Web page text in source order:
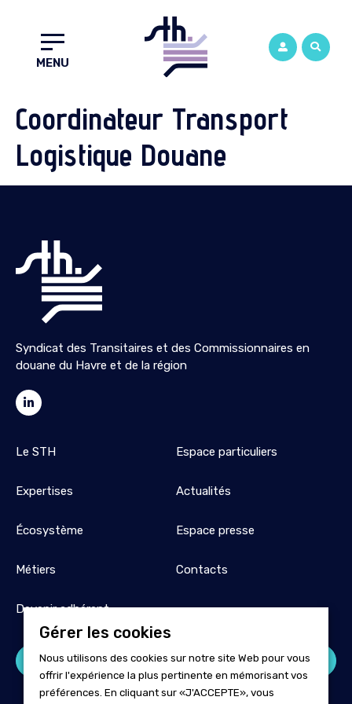
MENU
Coordinateur Transport
Logistique Douane
Syndicat des Transitaires et des Commissionnaires en
douane du Havre et de la région
Le STH
Expertises
Écosystème
Métiers
Devenir adhérent
Espace particuliers
Actualités
Espace presse
Contacts
Espace adhérent
Gérer les cookies
Nous utilisons des cookies sur notre site Web pour vous
offrir l'expérience la plus pertinente en mémorisant vos
préférences. En cliquant sur «J'ACCEPTE», vous